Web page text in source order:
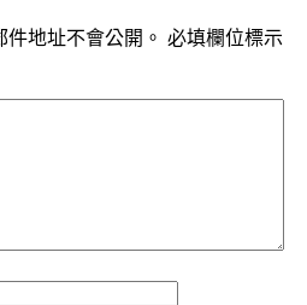
地址不會公開。 必填欄位標示